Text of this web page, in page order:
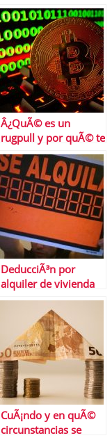
Â¿QuÃ© es un
rugpull y por quÃ© te
interesa conocerlo?
DeducciÃ³n por
alquiler de vivienda
habitual: el
arrendador
CuÃ¡ndo y en quÃ©
circunstancias se